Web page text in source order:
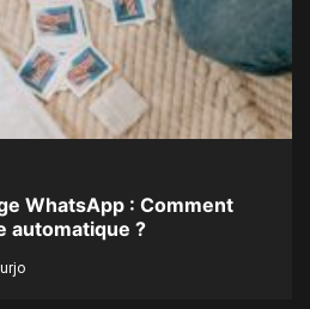
WhatsApp : Comment
automatique ?